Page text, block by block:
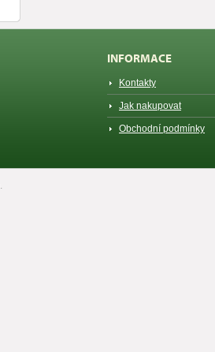
INFORMACE
Kontakty
Jak nakupovat
Obchodní podmínky